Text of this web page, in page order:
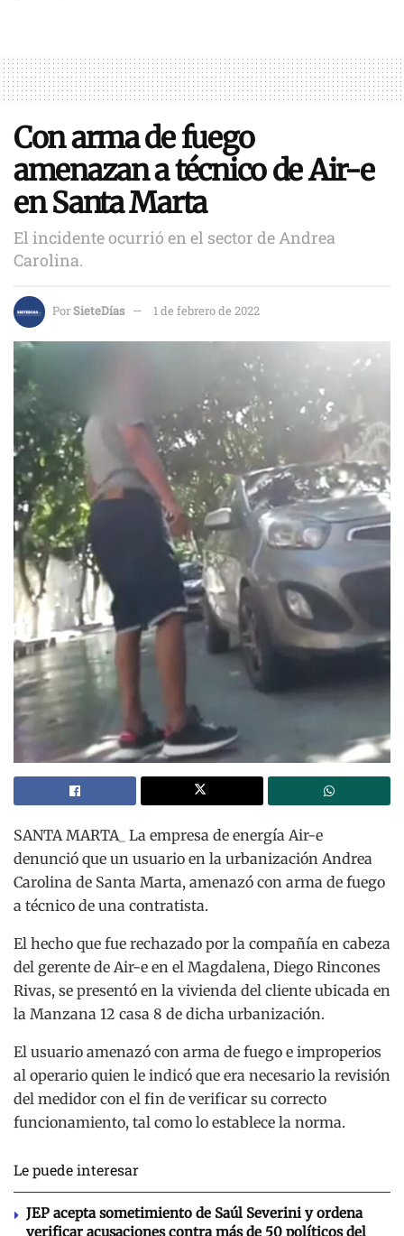
Con arma de fuego
amenazan a técnico de Air-e
en Santa Marta
El incidente ocurrió en el sector de Andrea
Carolina.
PorSieteDías 1 de febrero de 2022
SANTA MARTA_ La empresa de energía Air-e
denunció que un usuario en la urbanización Andrea
Carolina de Santa Marta, amenazó con arma de fuego
a técnico de una contratista.
El hecho que fue rechazado por la compañía en cabeza
del gerente de Air-e en el Magdalena, Diego Rincones
Rivas, se presentó en la vivienda del cliente ubicada en
la Manzana 12 casa 8 de dicha urbanización.
El usuario amenazó con arma de fuego e improperios
al operario quien le indicó que era necesario la revisión
del medidor con el fin de verificar su correcto
funcionamiento, tal como lo establece la norma.
Le puede interesar
JEP acepta sometimiento de Saúl Severini y ordena
verificar acusaciones contra más de 50 políticos del